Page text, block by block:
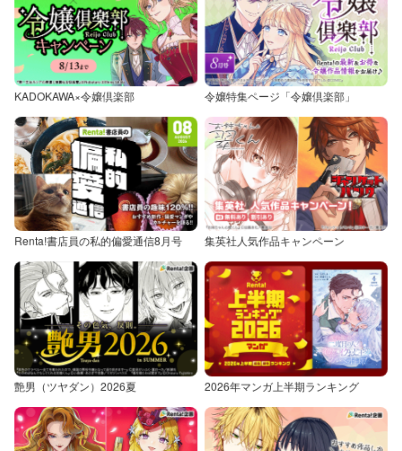
KADOKAWA×令嬢倶楽部 令嬢特集ページ「令嬢倶楽部」
Renta!書店員の私的偏愛通信8月号 集英社人気作品キャンペーン
艶男（ツヤダン）2026夏 2026年マンガ上半期ランキング